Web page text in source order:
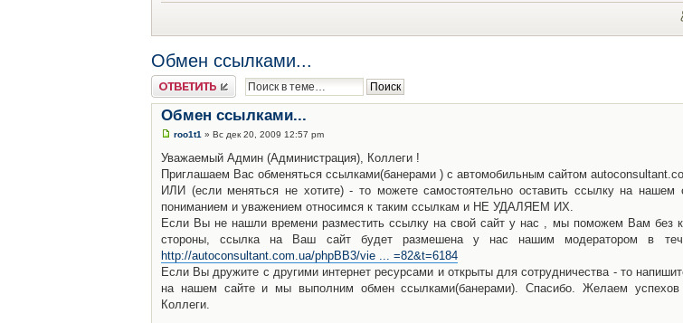
Обмен ссылками...
Ответить
Обмен ссылками...
roo1t1 » Вс дек 20, 2009 12:57 pm
Уважаемый Админ (Администрация), Коллеги !
Приглашаем Вас обменяться ссылками(банерами ) с автомобильным сайтом
ИЛИ (если меняться не хотите) - то можете самостоятельно оставить ссылку на
пониманием и уважением относимся к таким ссылкам и НЕ УДАЛЯЕМ ИХ.
Если Вы не нашли времени разместить ссылку на свой сайт у нас , мы поможем Вам без
стороны, ссылка на Ваш сайт будет размешена у нас нашим модератором в
http://autoconsultant.com.ua/phpBB3/vie ... =82&t=6184
Если Вы дружите с другими интернет ресурсами и открыты для сотрудничества - то
на нашем сайте и мы выполним обмен ссылками(банерами). Спасибо. Желаем успехов
Коллеги.